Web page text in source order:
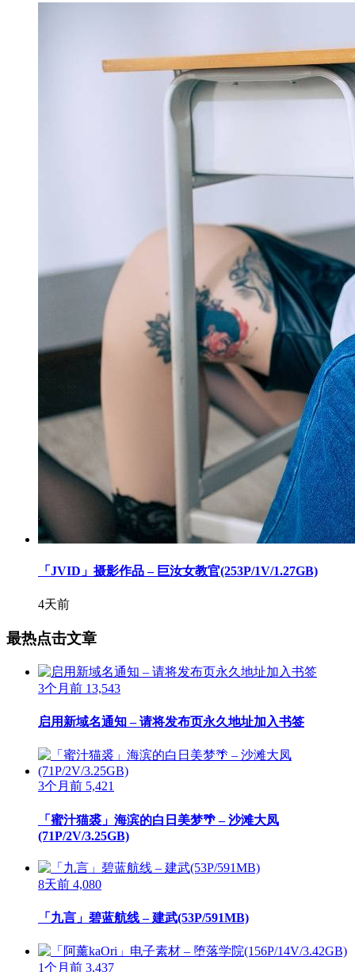
「JVID」摄影作品 – 巨汝女教官(253P/1V/1.27GB)
4天前
最热点击文章
3个月前 13,543
启用新域名通知 – 请将发布页永久地址加入书签
3个月前 5,421
「蜜汁猫裘」海滨的白日美梦🌴 – 沙滩大凤
(71P/2V/3.25GB)
8天前 4,080
「九言」碧蓝航线 – 建武(53P/591MB)
1个月前 3,437